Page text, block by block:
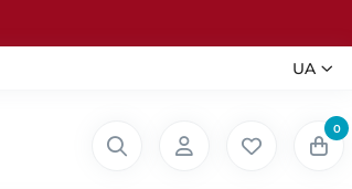
UA
0